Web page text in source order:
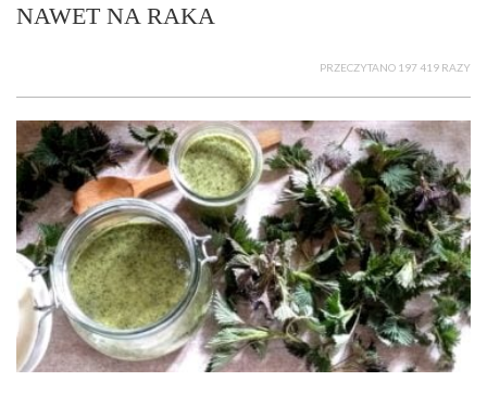
NAWET NA RAKA
PRZECZYTANO 197 419 RAZY